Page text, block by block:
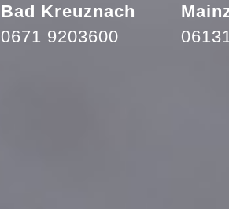
Bad Kreuznach
0671 9203600